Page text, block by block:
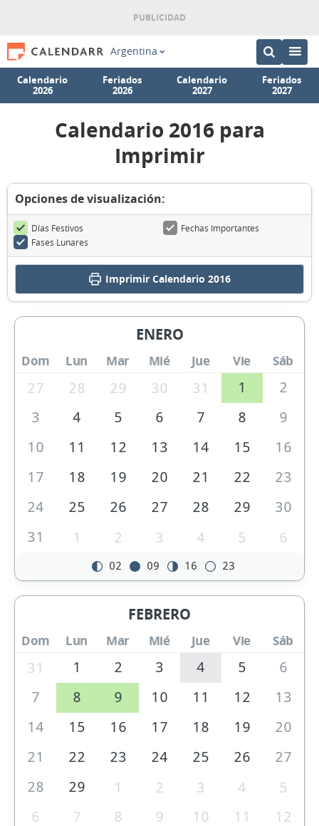
Argentina
Calendario
2026
Feriados
2026
Calendario
2027
Feriados
2027
Calendario 2016 para
Imprimir
Opciones de visualización:
Días Festivos
Fechas Importantes
Fases Lunares
ImprimirCalendario 2016
ENERO
Dom Lun Mar Mié Jue Vie Sáb
27 28 29 30 31 1
2
3
4 5 6 7 8
9
10
11 12 13 14 15
16
17
18 19 20 21 22
23
24
25 26 27 28 29
30
31
1 2 3 4 5 6
02 09 16 23
FEBRERO
Dom Lun Mar Mié Jue Vie Sáb
31 1 2 3 4 5
6
7
8 9 10 11 12
13
14
15 16 17 18 19
20
21
22 23 24 25 26
27
28
29 1 2 3 4
5
6
7 8 9 10 11 12